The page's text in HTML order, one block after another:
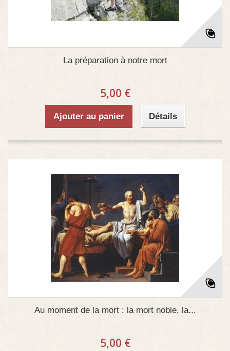
La préparation à notre mort
5,00 €
Ajouter au panier Détails
Au moment de la mort : la mort noble, la...
5,00 €